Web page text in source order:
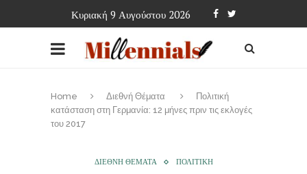
Κυριακή 9 Αυγούστου 2026
Home Διεθνή Θέματα
Πολιτική
κατάσταση στη Γερμανία: 12 μήνες πριν τις εκλογές
του 2017
ΔΙΕΘΝΗ ΘΕΜΑΤΑ ΠΟΛΙΤΙΚΗ